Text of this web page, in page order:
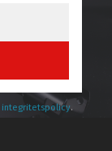
integritetspolicy.